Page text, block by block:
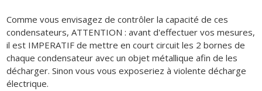
Comme vous envisagez de contrôler la capacité de ces
condensateurs, ATTENTION : avant d'effectuer vos mesures,
il est IMPERATIF de mettre en court circuit les 2 bornes de
chaque condensateur avec un objet métallique afin de les
décharger. Sinon vous vous exposeriez à violente décharge
électrique.